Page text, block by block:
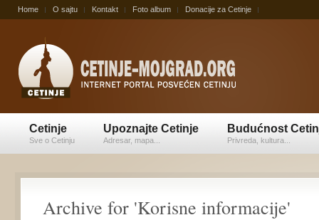
Home O sajtu Kontakt Foto album Donacije za Cetinje
Cetinje
Sve o Cetinju
Upoznajte Cetinje
Adresar, mapa...
Budućnost
Privreda, kultura...
Archive for 'Korisne informacije'